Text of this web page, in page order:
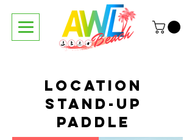
Location
stand-up
paddle